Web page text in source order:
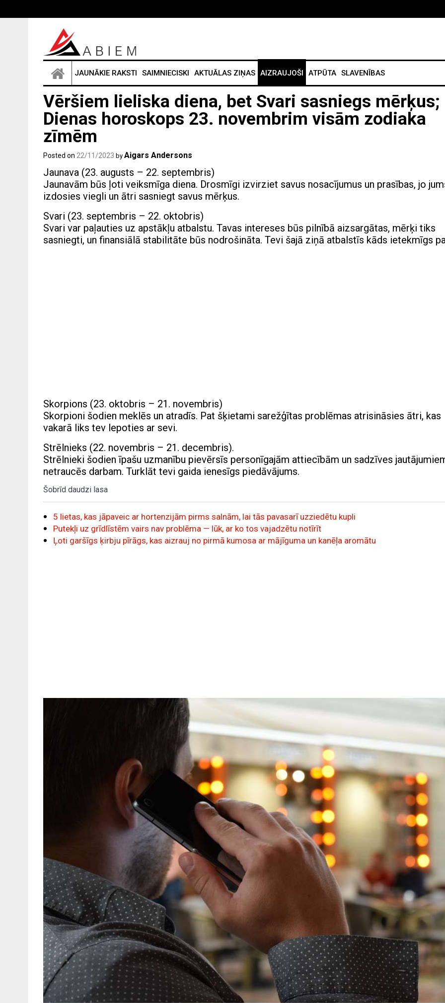
JAUNĀKIE RAKSTI SAIMNIECISKI AKTUĀLAS ZIŅAS AIZRAUJOŠI ATPŪTA SLAVENĪBAS
Vēršiem lieliska diena, bet Svari sasniegs mērķus;
Dienas horoskops 23. novembrim visām zodiaka
zīmēm
Posted on 22/11/2023 by Aigars Andersons
Jaunava (23. augusts – 22. septembris)
Jaunavām būs ļoti veiksmīga diena. Drosmīgi izvirziet savus nosacījumus un prasības, jo
izdosies viegli un ātri sasniegt savus mērķus.
Svari (23. septembris – 22. oktobris)
Svari var paļauties uz apstākļu atbalstu. Tavas intereses būs pilnībā aizsargātas, mērķi tiks
sasniegti, un finansiālā stabilitāte būs nodrošināta. Tevi šajā ziņā atbalstīs kāds ietekmīgs
Skorpions (23. oktobris – 21. novembris)
Skorpioni šodien meklēs un atradīs. Pat šķietami sarežģītas problēmas atrisināsies ātri, kas
vakarā liks tev lepoties ar sevi.
Strēlnieks (22. novembris – 21. decembris).
Strēlnieki šodien īpašu uzmanību pievērsīs personīgajām attiecībām un sadzīves
netraucēs darbam. Turklāt tevi gaida ienesīgs piedāvājums.
Šobrīd daudzi lasa
5 lietas, kas jāpaveic ar hortenzijām pirms salnām, lai tās pavasarī uzziedētu kupli
Putekļi uz grīdlīstēm vairs nav problēma — lūk, ar ko tos vajadzētu notīrīt
Ļoti garšīgs ķirbju pīrāgs, kas aizrauj no pirmā kumosa ar mājīguma un kanēļa aromātu